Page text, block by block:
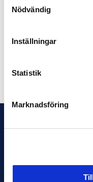
Nödvändig
Inställningar
Statistik
Marknadsföring
League)
åttondelsfinal i
Dela på